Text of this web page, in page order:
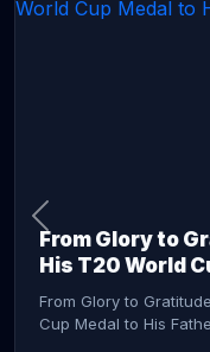
From Glory to
His T20 World
From Glory to
Cup Medal to His